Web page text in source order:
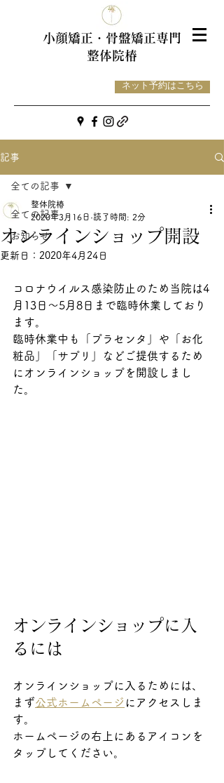
小顔矯正・骨盤矯正専門
整体院椿
ネット予約はこちら
記事
全ての記事
お知らせ
全ての記事
オンラインショップ開設
整体院椿
2020年3月16日 読了時間: 2分
更新日： 2020年4月24日
コロナウイルス感染防止のため当院は4
月13日〜5月8日まで臨時休業しており
ます。
臨時休業中も「プラセンタ」や「お化
粧品」「サプリ」などご提供するため
にオンラインショップを開設しまし
た。
オンラインショップに入
るには
オンラインショップに入るためには、
まず公式ホームページ にアクセスしま
す。
ホームページの右上にあるアイコンを
タップしてください。